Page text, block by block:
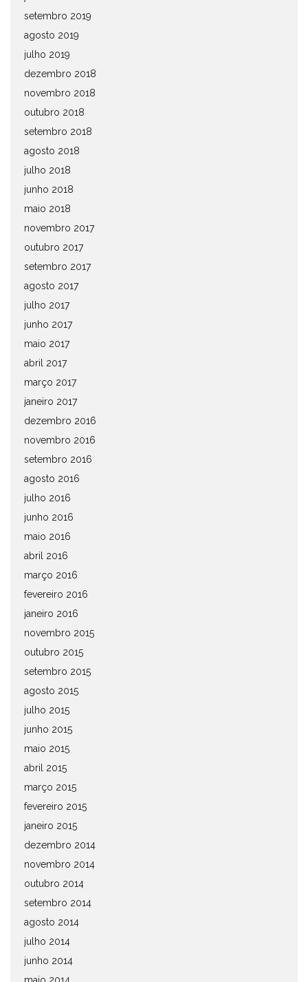
setembro 2019
agosto 2019
julho 2019
dezembro 2018
novembro 2018
outubro 2018
setembro 2018
agosto 2018
julho 2018
junho 2018
maio 2018
novembro 2017
outubro 2017
setembro 2017
agosto 2017
julho 2017
junho 2017
maio 2017
abril 2017
março 2017
janeiro 2017
dezembro 2016
novembro 2016
setembro 2016
agosto 2016
julho 2016
junho 2016
maio 2016
abril 2016
março 2016
fevereiro 2016
janeiro 2016
novembro 2015
outubro 2015
setembro 2015
agosto 2015
julho 2015
junho 2015
maio 2015
abril 2015
março 2015
fevereiro 2015
janeiro 2015
dezembro 2014
novembro 2014
outubro 2014
setembro 2014
agosto 2014
julho 2014
junho 2014